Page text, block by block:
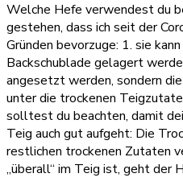
Welche Hefe verwendest du
gestehen, dass ich seit der
Gründen bevorzuge: 1. sie
Backschublade gelagert
angesetzt werden, sondern
unter die trockenen
solltest du beachten, damit
Teig auch gut aufgeht: Die
restlichen trockenen Zutaten
„überall“ im Teig ist, geht der